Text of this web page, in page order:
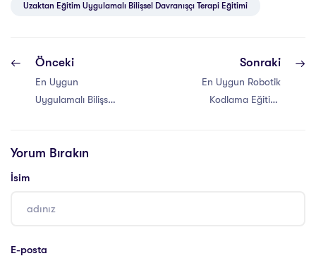
Uzaktan Eğitim Uygulamalı Bilişsel Davranışçı Terapi Eğitimi
Önceki
En Uygun
Uygulamalı Bilişsel
Sonraki
En Uygun Robotik
Kodlama Eğitimi
Yorum Bırakın
İsim
E-posta